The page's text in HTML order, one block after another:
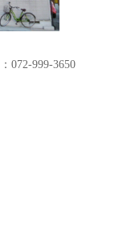
072-999-3650